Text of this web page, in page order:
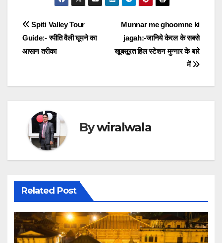
Post
navigation
Munnar me ghoomne ki
jagah:-जानिये केरल के सबसे
खूबसूरत हिल स्टेशन मुन्नार के बारे
में
Spiti Valley Tour
Guide:- स्पीति वैली घूमने का
आसान तरीका
Bywiralwala
Related Post